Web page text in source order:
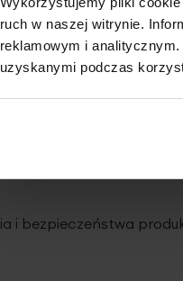
ruch w naszej witrynie.
reklamowym i
uzyskanymi podczas
w pasy
tak
i bezpieczeństwa